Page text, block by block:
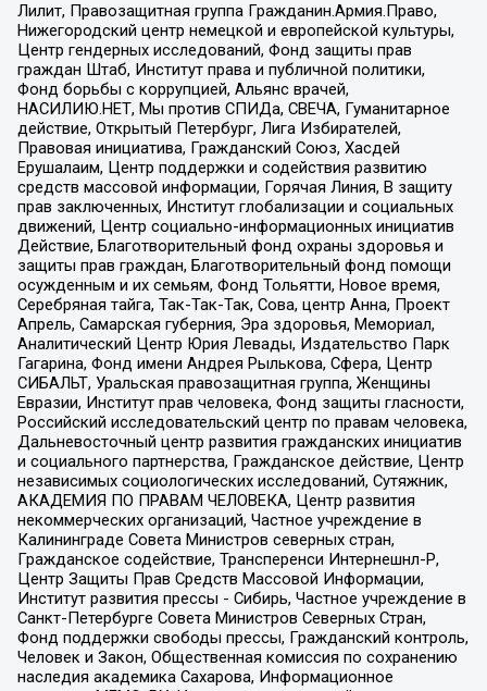
Лилит, Правозащитная группа Гражданин.Армия.Право,
Нижегородский центр немецкой и европейской культуры,
Центр гендерных исследований, Фонд защиты прав
граждан Штаб, Институт права и публичной политики,
Фонд борьбы с коррупцией, Альянс врачей,
НАСИЛИЮ.НЕТ, Мы против СПИДа, СВЕЧА, Гуманитарное
действие, Открытый Петербург, Лига Избирателей,
Правовая инициатива, Гражданский Союз, Хасдей
Ерушалаим, Центр поддержки и содействия развитию
средств массовой информации, Горячая Линия, В защиту
прав заключенных, Институт глобализации и социальных
движений, Центр социально-информационных инициатив
Действие, Благотворительный фонд охраны здоровья и
защиты прав граждан, Благотворительный фонд помощи
осужденным и их семьям, Фонд Тольятти, Новое время,
Серебряная тайга, Так-Так-Так, Сова, центр Анна, Проект
Апрель, Самарская губерния, Эра здоровья, Мемориал,
Аналитический Центр Юрия Левады, Издательство Парк
Гагарина, Фонд имени Андрея Рылькова, Сфера, Центр
СИБАЛЬТ, Уральская правозащитная группа, Женщины
Евразии, Институт прав человека, Фонд защиты гласности,
Российский исследовательский центр по правам человека,
Дальневосточный центр развития гражданских инициатив
и социального партнерства, Гражданское действие, Центр
независимых социологических исследований, Сутяжник,
АКАДЕМИЯ ПО ПРАВАМ ЧЕЛОВЕКА, Центр развития
некоммерческих организаций, Частное учреждение в
Калининграде Совета Министров северных стран,
Гражданское содействие, Трансперенси Интернешнл-Р,
Центр Защиты Прав Средств Массовой Информации,
Институт развития прессы - Сибирь, Частное учреждение в
Санкт-Петербурге Совета Министров Северных Стран,
Фонд поддержки свободы прессы, Гражданский контроль,
Человек и Закон, Общественная комиссия по сохранению
наследия академика Сахарова, Информационное